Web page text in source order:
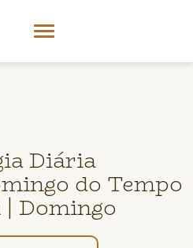
Diária
do Tempo
Domingo